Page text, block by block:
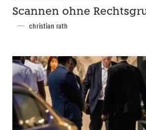
Scannen ohne
christian rath